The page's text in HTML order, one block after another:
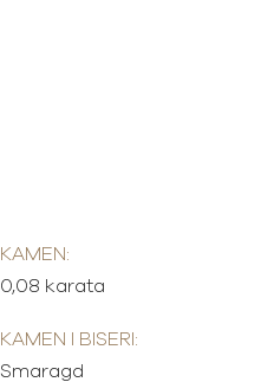
KAMEN:
0,08 karata
KAMEN I BISERI:
Smaragd